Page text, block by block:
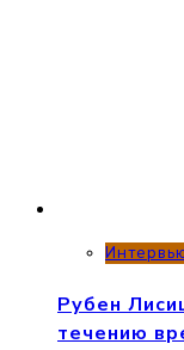
Рубен
течению